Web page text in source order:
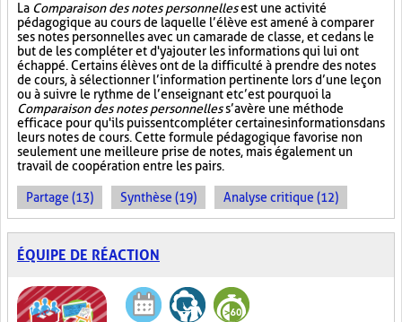
La Comparaison des notes personnellesest une activité
pédagogique au cours de laquelle l’élève est amené à comparer
ses notes personnelles avec un camarade de classe, et ce dans le
but de les compléter et d'y ajouter les informations qui lui ont
échappé. Certains élèves ont de la difficulté à prendre des notes
de cours, à sélectionner l’information pertinente lors d’une leçon
ou à suivre le rythme de l’enseignant et c’est pourquoi la
Comparaison des notes personnelless’avère une méthode
efficace pour qu'ils puissent compléter certaines informations dans
leurs notes de cours. Cette formule pédagogique favorise non
seulement une meilleure prise de notes, mais également un
travail de coopération entre les pairs.
Partage (13) Synthèse (19) Analyse critique (12)
ÉQUIPE DE RÉACTION